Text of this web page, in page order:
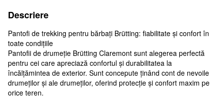
Descriere
Pantofi de trekking pentru bărbați Brütting: fiabilitate și confort în
toate condițiile
Pantofii de drumeție Brütting Claremont sunt alegerea perfectă
pentru cei care apreciază confortul și durabilitatea la
încălțămintea de exterior. Sunt concepute ținând cont de nevoile
drumeților și ale drumeților, oferind protecție și confort maxim pe
orice teren.